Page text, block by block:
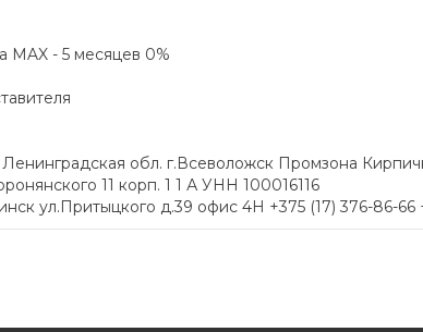
MAX - 5 месяцев 0%
обл. г.Всеволожск Промзона
11 корп. 1 1 А УНН 100016116
ул.Притыцкого д.39 офис 4H +375 (17) 376-86-66